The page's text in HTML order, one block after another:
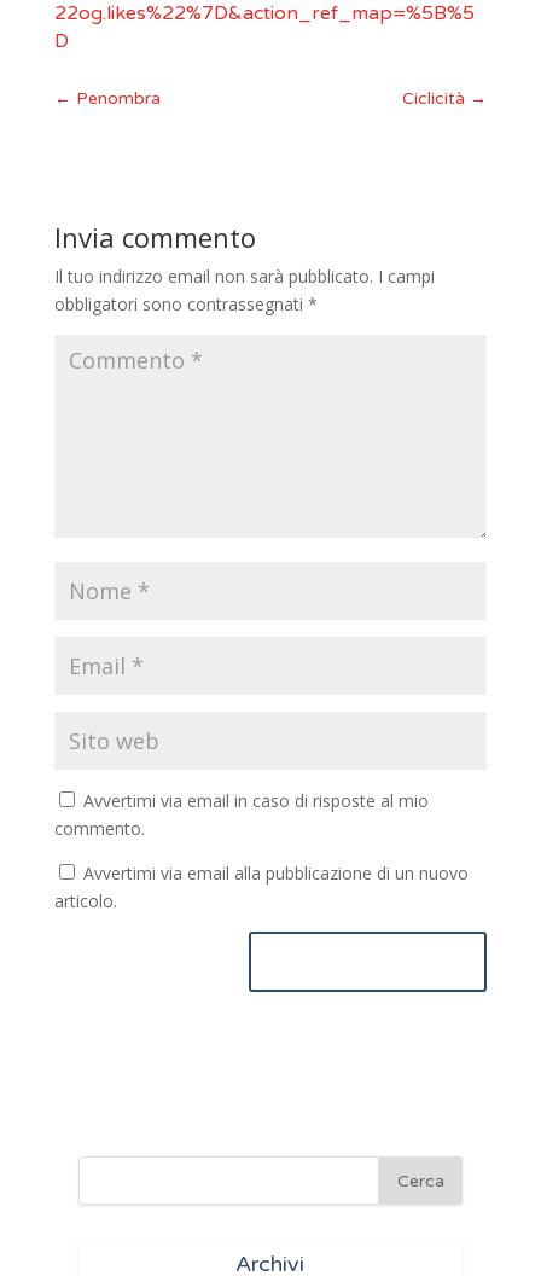
22og.likes%22%7D&action_ref_map=%5B%5
D
← Penombra Ciclicità →
Invia commento
Il tuo indirizzo email non sarà pubblicato. I campi
obbligatori sono contrassegnati *
Avvertimi via email in caso di risposte al mio
commento.
Avvertimi via email alla pubblicazione di un nuovo
articolo.
Archivi